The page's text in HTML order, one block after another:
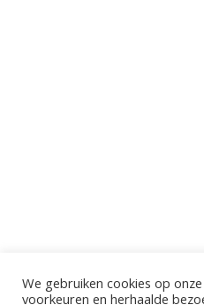
We gebruiken cookies op
voorkeuren en herhaalde